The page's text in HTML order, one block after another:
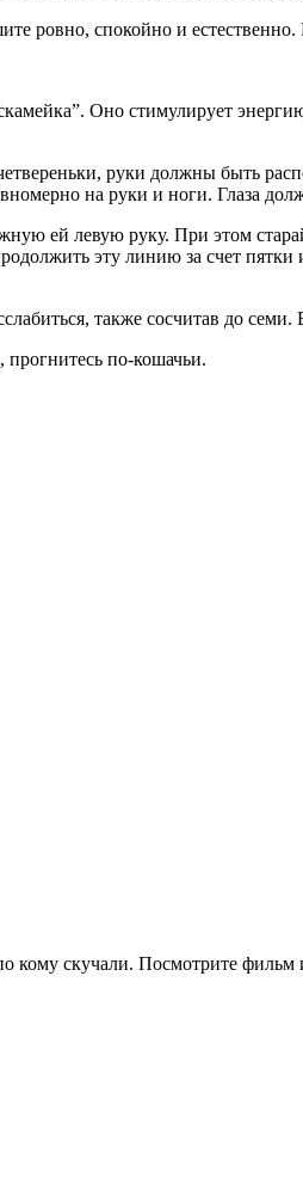
ровно, спокойно и естественно.
Оно стимулирует
руки должны быть
на руки и ноги. Глаза
ей левую руку. При этом
эту линию за счет
также сосчитав до
по-кошачьи.
кому скучали. Посмотрите фильм